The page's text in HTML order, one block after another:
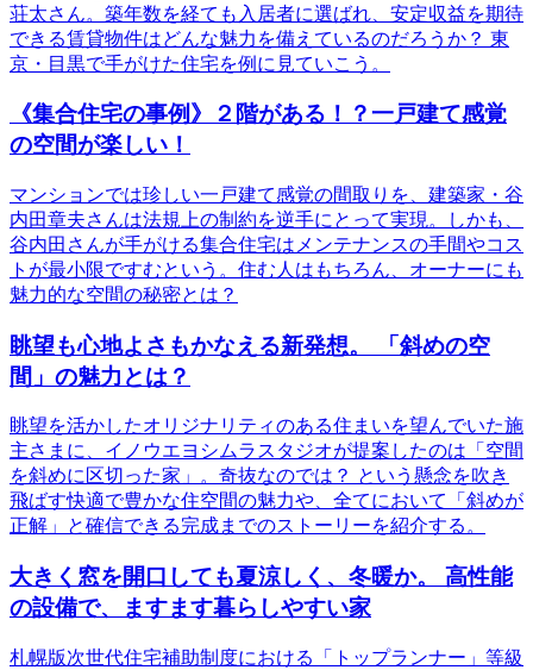
荘太さん。築年数を経ても入居者に選ばれ、安定収益を期待
できる賃貸物件はどんな魅力を備えているのだろうか？ 東
京・目黒で手がけた住宅を例に見ていこう。
《集合住宅の事例》２階がある！？一戸建て感覚
の空間が楽しい！
マンションでは珍しい一戸建て感覚の間取りを、建築家・谷
内田章夫さんは法規上の制約を逆手にとって実現。しかも、
谷内田さんが手がける集合住宅はメンテナンスの手間やコス
トが最小限ですむという。住む人はもちろん、オーナーにも
魅力的な空間の秘密とは？
眺望も心地よさもかなえる新発想。 「斜めの空
間」の魅力とは？
眺望を活かしたオリジナリティのある住まいを望んでいた施
主さまに、イノウエヨシムラスタジオが提案したのは「空間
を斜めに区切った家」。奇抜なのでは？ という懸念を吹き
飛ばす快適で豊かな住空間の魅力や、全てにおいて「斜めが
正解」と確信できる完成までのストーリーを紹介する。
大きく窓を開口しても夏涼しく、冬暖か。 高性能
の設備で、ますます暮らしやすい家
札幌版次世代住宅補助制度における「トップランナー」等級